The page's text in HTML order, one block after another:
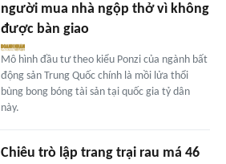
người mua nhà ngộp thở vì không
được bàn giao
Mô hình đầu tư theo kiểu Ponzi của ngành bất
động sản Trung Quốc chính là mồi lửa thổi
bùng bong bóng tài sản tại quốc gia tỷ dân
này.
Chiêu trò lập trang trại rau má 46